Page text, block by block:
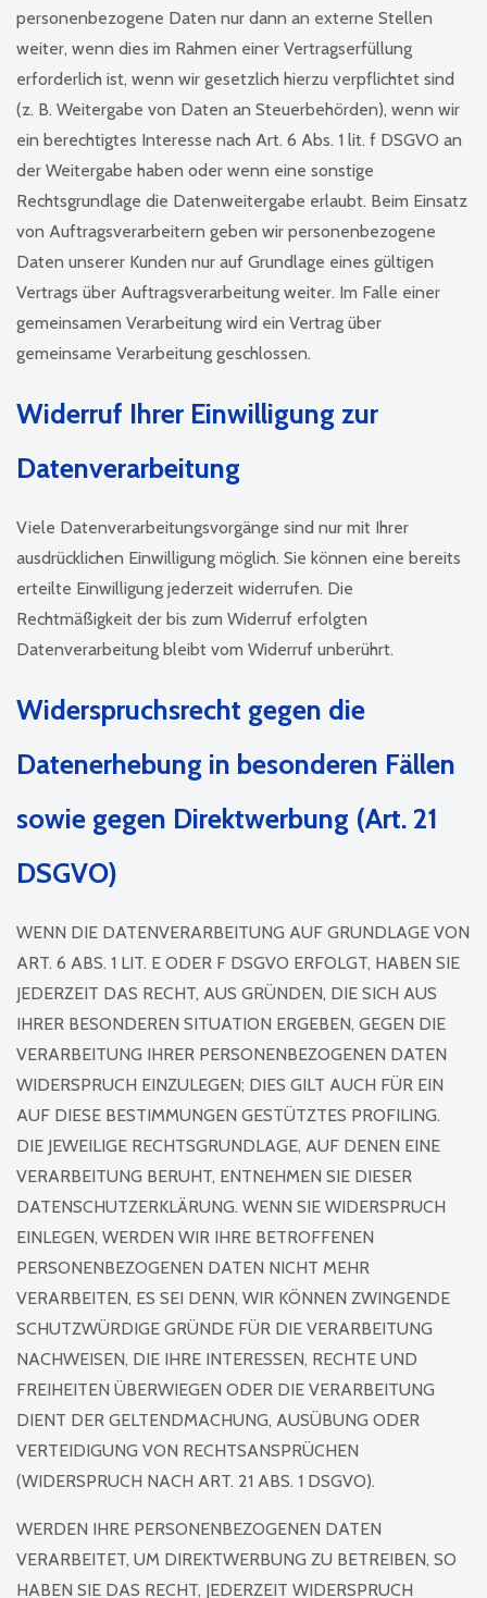
personenbezogene Daten nur dann an externe Stellen
weiter, wenn dies im Rahmen einer Vertragserfüllung
erforderlich ist, wenn wir gesetzlich hierzu verpflichtet sind
(z. B. Weitergabe von Daten an Steuerbehörden), wenn wir
ein berechtigtes Interesse nach Art. 6 Abs. 1 lit. f DSGVO an
der Weitergabe haben oder wenn eine sonstige
Rechtsgrundlage die Datenweitergabe erlaubt. Beim Einsatz
von Auftragsverarbeitern geben wir personenbezogene
Daten unserer Kunden nur auf Grundlage eines gültigen
Vertrags über Auftragsverarbeitung weiter. Im Falle einer
gemeinsamen Verarbeitung wird ein Vertrag über
gemeinsame Verarbeitung geschlossen.
Widerruf Ihrer Einwilligung zur
Datenverarbeitung
Viele Datenverarbeitungsvorgänge sind nur mit Ihrer
ausdrücklichen Einwilligung möglich. Sie können eine bereits
erteilte Einwilligung jederzeit widerrufen. Die
Rechtmäßigkeit der bis zum Widerruf erfolgten
Datenverarbeitung bleibt vom Widerruf unberührt.
Widerspruchsrecht gegen die
Datenerhebung in besonderen Fällen
sowie gegen Direktwerbung (Art. 21
DSGVO)
WENN DIE DATENVERARBEITUNG AUF GRUNDLAGE VON
ART. 6 ABS. 1 LIT. E ODER F DSGVO ERFOLGT, HABEN SIE
JEDERZEIT DAS RECHT, AUS GRÜNDEN, DIE SICH AUS
IHRER BESONDEREN SITUATION ERGEBEN, GEGEN DIE
VERARBEITUNG IHRER PERSONENBEZOGENEN DATEN
WIDERSPRUCH EINZULEGEN; DIES GILT AUCH FÜR EIN
AUF DIESE BESTIMMUNGEN GESTÜTZTES PROFILING.
DIE JEWEILIGE RECHTSGRUNDLAGE, AUF DENEN EINE
VERARBEITUNG BERUHT, ENTNEHMEN SIE DIESER
DATENSCHUTZERKLÄRUNG. WENN SIE WIDERSPRUCH
EINLEGEN, WERDEN WIR IHRE BETROFFENEN
PERSONENBEZOGENEN DATEN NICHT MEHR
VERARBEITEN, ES SEI DENN, WIR KÖNNEN ZWINGENDE
SCHUTZWÜRDIGE GRÜNDE FÜR DIE VERARBEITUNG
NACHWEISEN, DIE IHRE INTERESSEN, RECHTE UND
FREIHEITEN ÜBERWIEGEN ODER DIE VERARBEITUNG
DIENT DER GELTENDMACHUNG, AUSÜBUNG ODER
VERTEIDIGUNG VON RECHTSANSPRÜCHEN
(WIDERSPRUCH NACH ART. 21 ABS. 1 DSGVO).
WERDEN IHRE PERSONENBEZOGENEN DATEN
VERARBEITET, UM DIREKTWERBUNG ZU BETREIBEN, SO
HABEN SIE DAS RECHT, JEDERZEIT WIDERSPRUCH